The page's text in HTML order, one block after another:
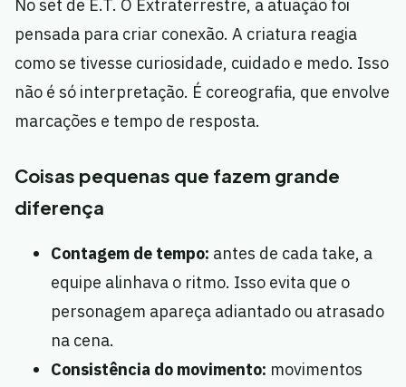
No set de E.T. O Extraterrestre, a atuação foi
pensada para criar conexão. A criatura reagia
como se tivesse curiosidade, cuidado e medo. Isso
não é só interpretação. É coreografia, que envolve
marcações e tempo de resposta.
Coisas pequenas que fazem grande
diferença
Contagem de tempo: antes de cada take, a
equipe alinhava o ritmo. Isso evita que o
personagem apareça adiantado ou atrasado
na cena.
Consistência do movimento: movimentos